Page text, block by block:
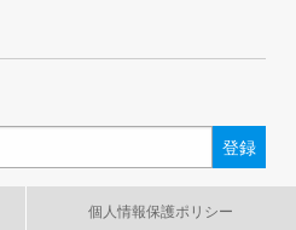
個人情報保護ポリシー